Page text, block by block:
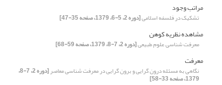
مراتب وجود
تشکیک در فلسفه اسلامی[دوره 2، 5-6، 1379، صفحه 35-47]
مشاهده نظریه کوهن
معرفت شناسی علوم طبیعی[دوره 2، 7-8، 1379، صفحه 59-68]
معرفت
نگاهی به مسئله درون گرایی و برون گرایی در معرفت شناسی معاصر [دوره 2، 7-8،
1379، صفحه 33-58]